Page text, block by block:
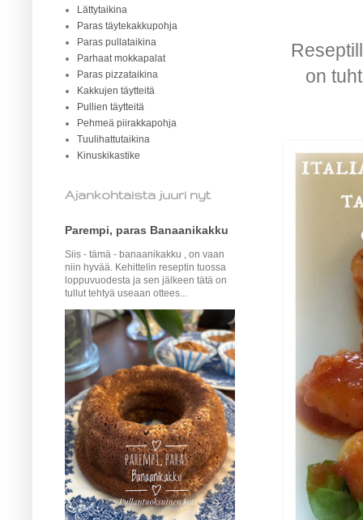
on
Lättytaikina
Paras täytekakkupohja
Paras pullataikina
Parhaat mokkapalat
Paras pizzataikina
Kakkujen täytteitä
Pullien täytteitä
Pehmeä piirakkapohja
Tuulihattutaikina
Kinuskikastike
Ajankohtaista juuri nyt
Parempi, paras Banaanikakku
Siis - tämä - banaanikakku , on vaan
niin hyvää. Kehittelin reseptin tuossa
loppuvuodesta ja sen jälkeen tätä on
tullut tehtyä useaan ottees...